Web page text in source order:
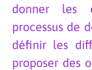
donner les
processus de
définir les
proposer des